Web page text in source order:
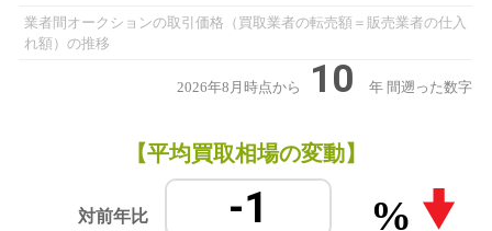
業者間オークションの取引価格（買取業者の転売額＝販売業者の仕入
れ額）の推移
2026年8月時点から 10 年 間遡った数字
【平均買取相場の変動】
対前年比 -1 %